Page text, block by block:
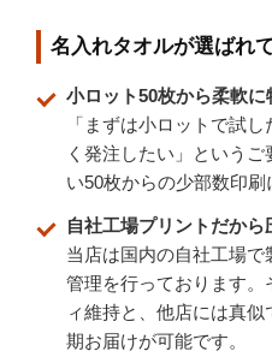
名入れタオルが選ばれ
小ロット50枚から柔軟に
「まずは小ロットで試
く発注したい」という
い50枚からの少部数印刷
自社工場プリントだから
当店は国内の自社工場
管理を行っております
ィ維持と、他店には真
期お届けが可能です。